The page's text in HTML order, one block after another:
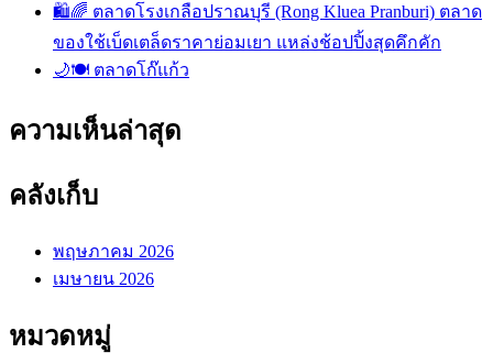
🛍️🌈 ตลาดโรงเกลือปราณบุรี (Rong Kluea Pranburi) ตลาด
ของใช้เบ็ดเตล็ดราคาย่อมเยา แหล่งช้อปปิ้งสุดคึกคัก
🌙🍽️ ตลาดโก๊แก้ว
ความเห็นล่าสุด
คลังเก็บ
พฤษภาคม 2026
เมษายน 2026
หมวดหมู่